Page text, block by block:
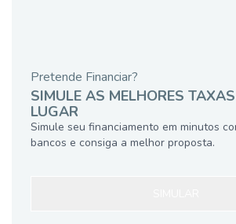
Pretende Financiar?
SIMULE AS MELHORES
LUGAR
Simule seu financiamento em minutos
bancos e consiga a melhor proposta.